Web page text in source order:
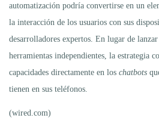
automatización podría convertirse en un
la interacción de los usuarios con sus
desarrolladores expertos. En lugar de
herramientas independientes, la estrategia
capacidades directamente en los chatbots
tienen en sus teléfonos.
(wired.com)